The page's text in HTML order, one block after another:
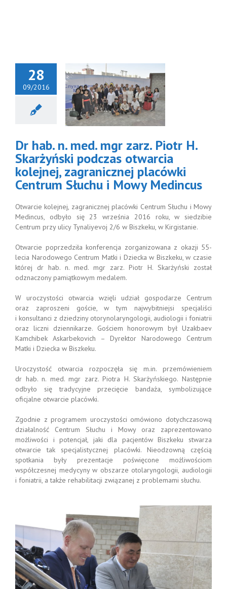
28
09/2016
n. med.
Piotr H.
podczas
Centrum
i Mowy
Aktualności
Dr hab. n. med. mgr zarz. Piotr H.
Skarżyński podczas otwarcia
kolejnej, zagranicznej placówki
Centrum Słuchu i Mowy Medincus
Otwarcie kolejnej, zagranicznej placówki Centrum Słuchu i Mowy
Medincus, odbyło się 23 września 2016 roku, w siedzibie
Centrum przy ulicy Tynaliyevoj 2/6 w Biszkeku, w Kirgistanie.
Otwarcie poprzedziła konferencja zorganizowana z okazji 55-
lecia Narodowego Centrum Matki i Dziecka w Biszkeku, w czasie
której dr hab. n. med. mgr zarz. Piotr H. Skarżyński został
odznaczony pamiątkowym medalem.
W uroczystości otwarcia wzięli udział gospodarze Centrum
oraz zaproszeni goście, w tym najwybitniejsi specjaliści
i konsultanci z dziedziny otorynolaryngologii, audiologii i foniatrii
oraz liczni dziennikarze. Gościem honorowym był Uzakbaev
Kamchibek Askarbekovich – Dyrektor Narodowego Centrum
Matki i Dziecka w Biszkeku.
Uroczystość otwarcia rozpoczęła się m.in. przemówieniem
dr hab. n. med. mgr zarz. Piotra H. Skarżyńskiego. Następnie
odbyło się tradycyjne przecięcie bandaża, symbolizujące
oficjalne otwarcie placówki.
Zgodnie z programem uroczystości omówiono dotychczasową
działalność Centrum Słuchu i Mowy oraz zaprezentowano
możliwości i potencjał, jaki dla pacjentów Biszkeku stwarza
otwarcie tak specjalistycznej placówki. Nieodzowną częścią
spotkania były prezentacje poświęcone możliwościom
współczesnej medycyny w obszarze otolaryngologii, audiologii
i foniatrii, a także rehabilitacji związanej z problemami słuchu.